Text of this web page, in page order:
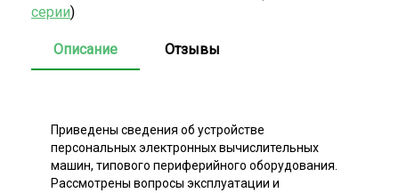
серии)
Описание Отзывы
Приведены сведения об устройстве
персональных электронных вычислительных
машин, типового периферийного оборудования.
Рассмотрены вопросы эксплуатации и